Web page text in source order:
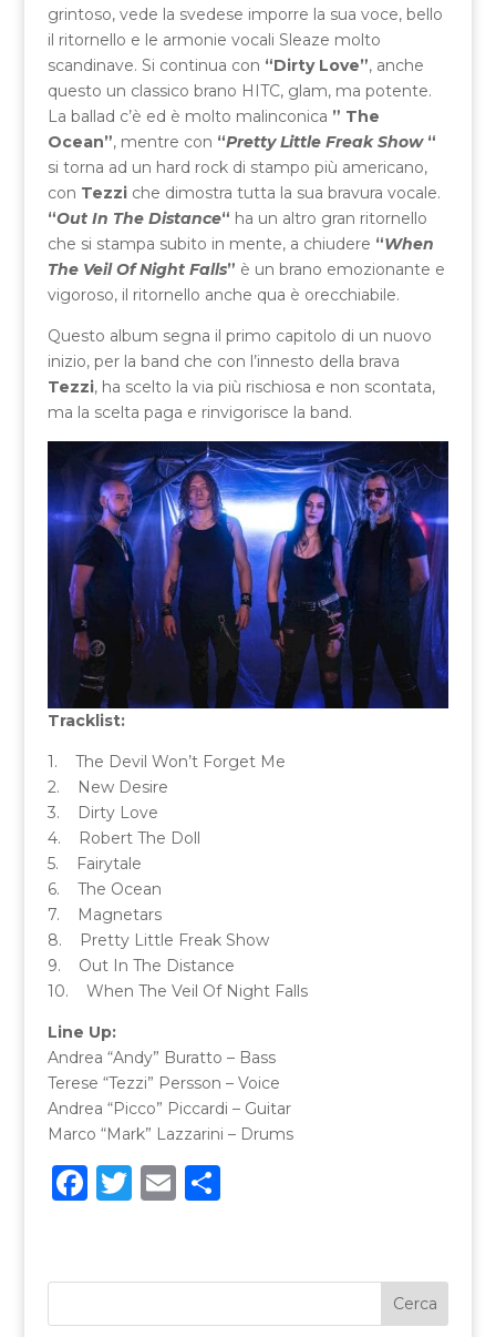
grintoso, vede la svedese imporre la sua voce, bello
il ritornello e le armonie vocali Sleaze molto
scandinave. Si continua con “Dirty Love”, anche
questo un classico brano HITC, glam, ma potente.
La ballad c’è ed è molto malinconica ” The
Ocean”, mentre con “Pretty Little Freak Show“
si torna ad un hard rock di stampo più americano,
con Tezziche dimostra tutta la sua bravura vocale.
“Out In The Distance“ ha un altro gran ritornello
che si stampa subito in mente, a chiudere “When
The Veil Of Night Falls” è un brano emozionante e
vigoroso, il ritornello anche qua è orecchiabile.
Questo album segna il primo capitolo di un nuovo
inizio, per la band che con l’innesto della brava
Tezzi, ha scelto la via più rischiosa e non scontata,
ma la scelta paga e rinvigorisce la band.
Tracklist:
1. The Devil Won’t Forget Me
2. New Desire
3. Dirty Love
4. Robert The Doll
5. Fairytale
6. The Ocean
7. Magnetars
8. Pretty Little Freak Show
9. Out In The Distance
10. When The Veil Of Night Falls
Line Up:
Andrea “Andy” Buratto – Bass
Terese “Tezzi” Persson – Voice
Andrea “Picco” Piccardi – Guitar
Marco “Mark” Lazzarini – Drums
F
e
b
T
te
r
E
l
C
di
vi